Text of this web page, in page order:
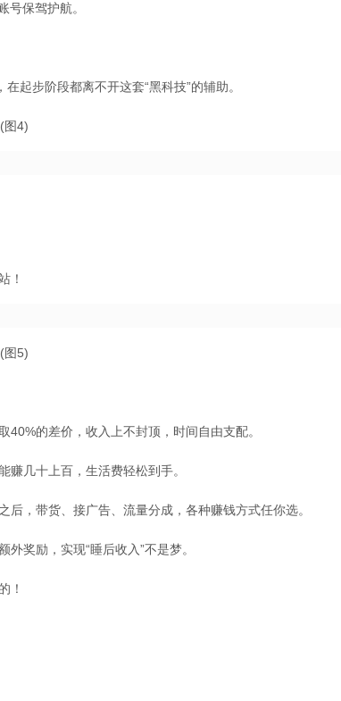
号保驾护航。
起步阶段都离不开这套“黑科技”的辅助。
！
的差价，收入上不封顶，时间自由支配。
几十上百，生活费轻松到手。
，带货、接广告、流量分成，各种赚钱方式任你选。
奖励，实现“睡后收入”不是梦。
！